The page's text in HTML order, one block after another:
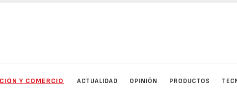
Y COMERCIO ACTUALIDAD OPINIÓN PRODUCTOS